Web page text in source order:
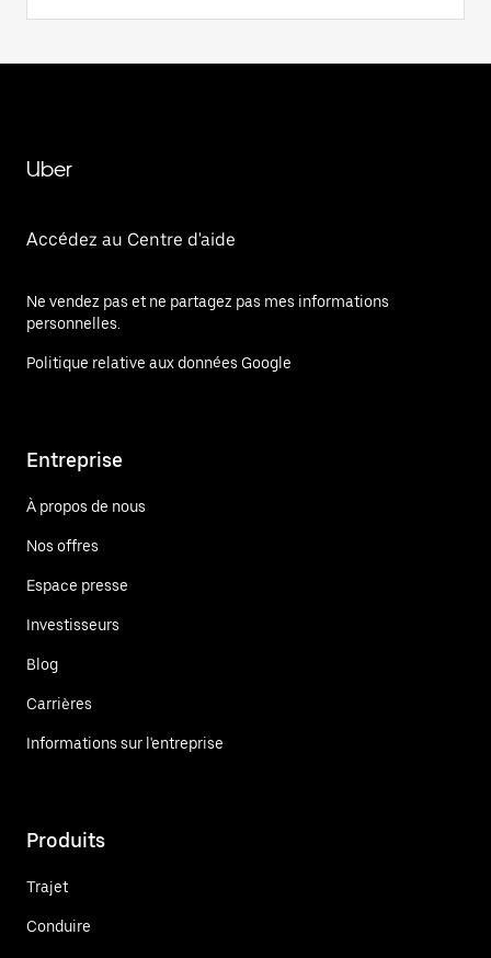
Uber
Accédez au Centre d'aide
Ne vendez pas et ne partagez pas mes informations
personnelles.
Politique relative aux données Google
Entreprise
À propos de nous
Nos offres
Espace presse
Investisseurs
Blog
Carrières
Informations sur l'entreprise
Produits
Trajet
Conduire